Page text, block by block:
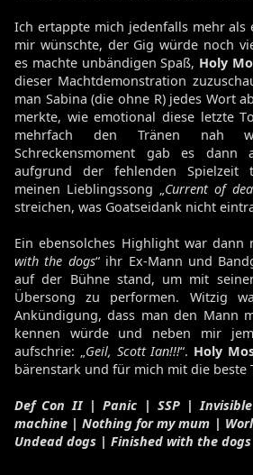
Ich ertappte mich jedenfalls mehr als
mir wünschte, der Gig würde noch
es machte unbändigen Spaß, Holy
dieser Machtdemonstration
man Sabina (die ohne R) jedes Wort
merkte, wie emotional diese letzte
mehrfach den Tränen nah
Schreckensmoment gab es
aufgrund der fehlenden Spielzeit
meinen Lieblingssong „ Current of
streichen, was Goatseidank nicht
Ein ebensolches Highlight war dann
with the dogs“ ihr Ex-Mann und
auf der Bühne stand, um mit
Übersong zu performen. Witzig
Ankündigung, dass man den Mann
kennen würde und neben mir
aufschrie: „ Geil, Scott Ian!!!“. Holy
bärenstark und für mich mit die beste
Def Con II | Panic | SSP |
machine | Nothing for my mum |
Undead dogs | Finished with the